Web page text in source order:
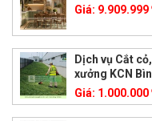
Giá: 9.909.999
Dịch vụ Cắt
xưởng KCN
Giá: 1.000.000